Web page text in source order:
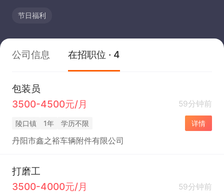
节日福利
公司信息 在招职位 · 4
包装员
3500-4500元/月
59分钟前
陵口镇 1年 学历不限 详情
丹阳市鑫之裕车辆附件有限公司
打磨工
3500-4000元/月
59分钟前